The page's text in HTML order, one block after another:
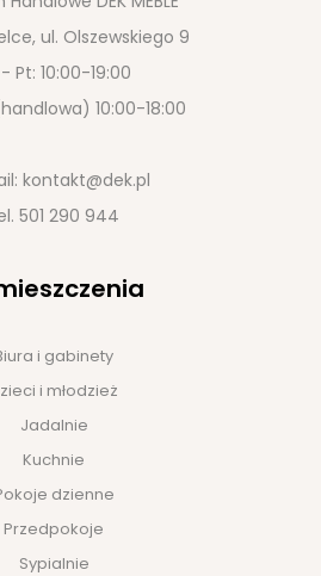
ul. Olszewskiego 9
Pt: 10:00-19:00
10:00-18:00
kontakt@dek.pl
501 290 944
i gabinety
i młodzież
Jadalnie
Kuchnie
dzienne
Przedpokoje
Sypialnie